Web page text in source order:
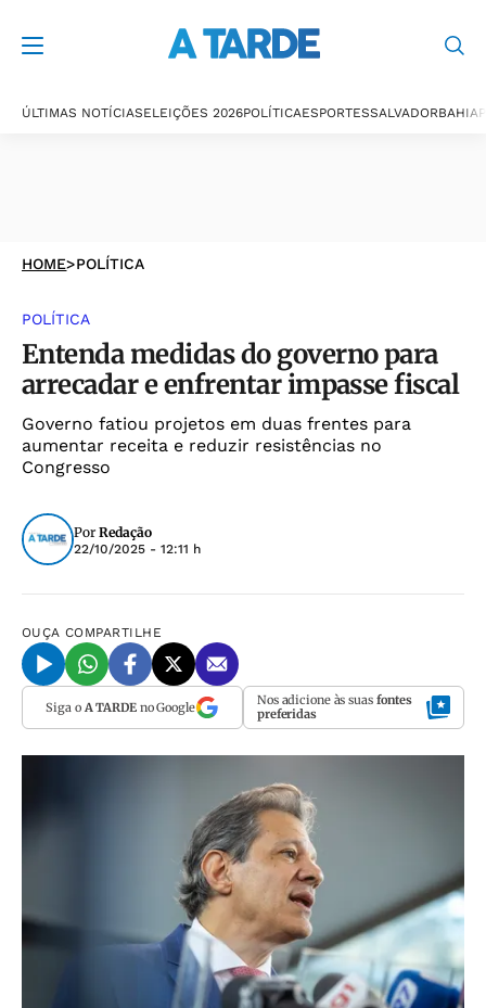
ÚLTIMAS NOTÍCIASELEIÇÕES 2026POLÍTICAESPORTESSALVADORBAHIA
HOME>POLÍTICA
POLÍTICA
Entenda medidas do governo para
arrecadar e enfrentar impasse fiscal
Governo fatiou projetos em duas frentes para
aumentar receita e reduzir resistências no
Congresso
Por Redação
22/10/2025 - 12:11 h
OUÇA COMPARTILHE
Siga o A TARDEno Google Nos adicione às suas fontes
preferidas